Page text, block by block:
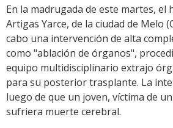
En la madrugada de este martes, el
Artigas Yarce, de la ciudad de Melo
cabo una intervención de alta
como "ablación de órganos",
equipo multidisciplinario extrajo
para su posterior trasplante. La
luego de que un joven, víctima de
sufriera muerte cerebral.